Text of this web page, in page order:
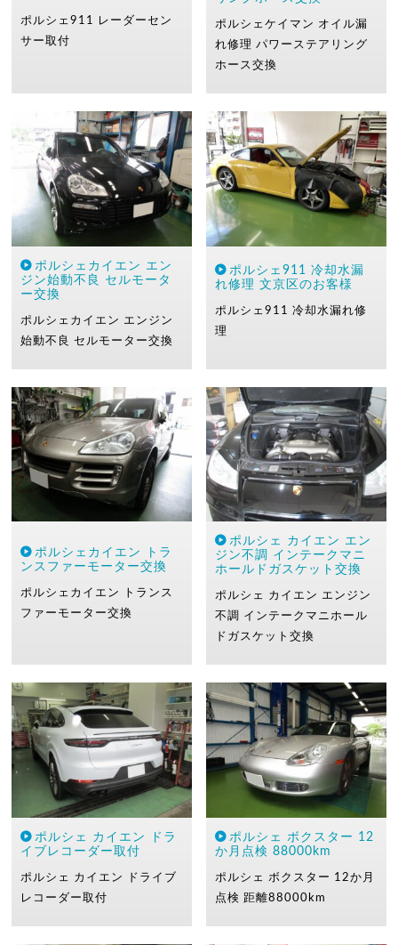
ポルシェ911
レーダーセン
サー取付
ポルシェケイマン オイル漏
れ修理パワーステアリング
ホース交換
ポルシェカイエン エン
ジン始動不良 セルモータ
ー交換
ポルシェカイエン エンジン
始動不良
セルモーター交換
ポルシェ911 冷却水漏
れ修理 文京区のお客様
ポルシェ911 冷却水漏れ修
理
ポルシェカイエン トラ
ンスファーモーター交換
ポルシェカイエン
トランス
ファーモーター交換
ポルシェ カイエン エン
ジン不調 インテークマニ
ホールドガスケット交換
ポルシェ カイエン エンジン
不調 インテークマニホール
ドガスケット交換
ポルシェ カイエン ドラ
イブレコーダー取付
ポルシェ カイエン
ドライブ
レコーダー取付
ポルシェ ボクスター 12
か月点検 88000km
ポルシェ ボクスター 12か月
点検 距離88000km